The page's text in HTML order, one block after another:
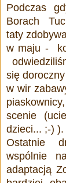
Podczas
Borach
taty
w maju -
się
w wir
scenie
dzieci... ;-) ).
Ostatnie
wspólnie
adaptacją